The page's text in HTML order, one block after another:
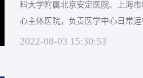
科大学附属北京安定医院、上海
心主体医院，负责医学中心日常运行和管理。 也就是说
神疾病医学中心是什么样？可以
2022-08-03 15:30:53